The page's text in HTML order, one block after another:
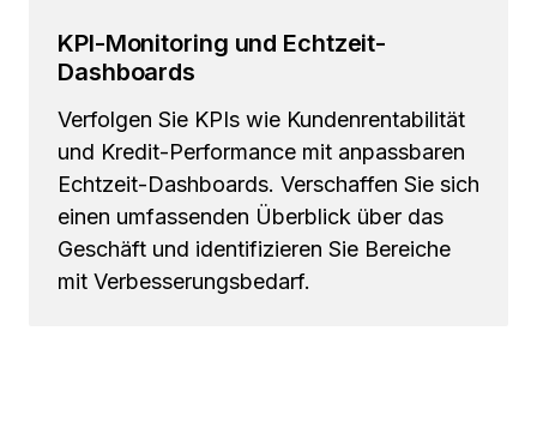
KPI-Monitoring und Echtzeit-
Dashboards
Verfolgen Sie KPIs wie Kundenrentabilität
und Kredit-Performance mit anpassbaren
Echtzeit-Dashboards. Verschaffen Sie sich
einen umfassenden Überblick über das
Geschäft und identifizieren Sie Bereiche
mit Verbesserungsbedarf.